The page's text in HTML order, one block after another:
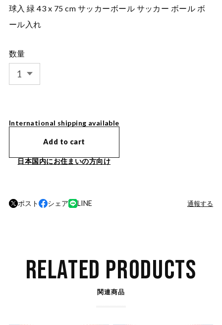
球入 緑 43 x 75 cm サッカーボール サッカー ボール ボ
ール入れ
数量
International shipping available
Add to cart
日本国内にお住まいの方向け
ポスト シェア LINE 通報する
RELATED PRODUCTS
関連商品